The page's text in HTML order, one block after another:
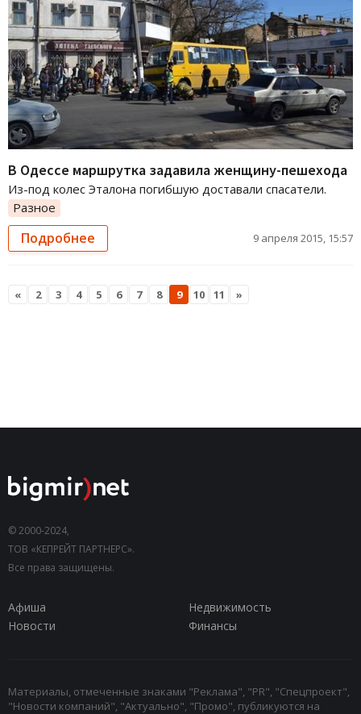
В Одессе маршрутка задавила женщину-пешехода
Из-под колес Эталона погибшую доставали спасатели.
Разное
Подробнее 9 апреля 2015, 15:57
« 2 3 4 5 6 7 8 9 10 11 »
© 2000-2024,
ТОВ «КЕПРЕЙТ ПАРТНЕРС».
Все права защищены.
Афиша
Недвижимость
Новости
Финансы
Материалы, отмеченные знаками "Реклама", "PR", "Спецпроект",
"Новости компаний", "Актуально", "Промо", публикуются на